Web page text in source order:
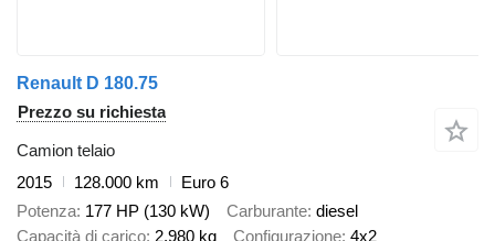
Renault D 180.75
Prezzo su richiesta
Camion telaio
2015
128.000 km
Euro 6
Potenza 177 HP (130 kW) Carburante diesel
Capacità di carico 2.980 kg Configurazione 4x2